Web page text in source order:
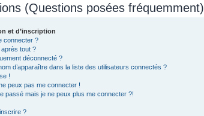
(Questions posées fréquemment)
et d’inscription
connecter ?
après tout ?
déconnecté ?
d’apparaître dans la liste des utilisateurs connectés ?
!
peux pas me connecter !
passé mais je ne peux plus me connecter ?!
?